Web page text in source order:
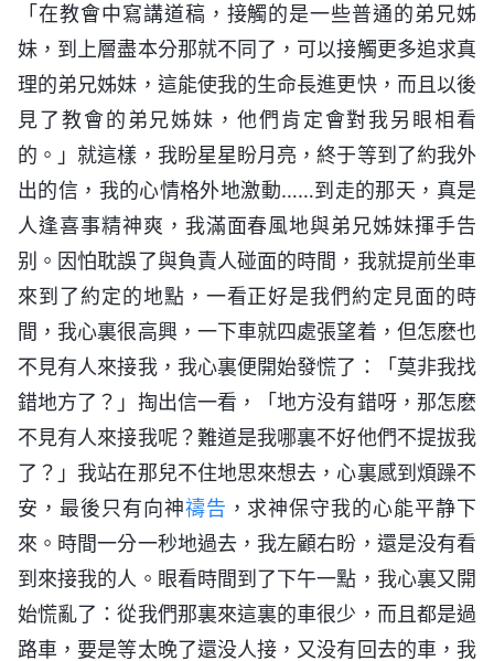
「在教會中寫講道稿，接觸的是一些普通的弟兄姊
妹，到上層盡本分那就不同了，可以接觸更多追求真
理的弟兄姊妹，這能使我的生命長進更快，而且以後
見了教會的弟兄姊妹，他們肯定會對我另眼相看
的。」就這樣，我盼星星盼月亮，終于等到了約我外
出的信，我的心情格外地激動……到走的那天，真是
人逢喜事精神爽，我滿面春風地與弟兄姊妹揮手告
别。因怕耽誤了與負責人碰面的時間，我就提前坐車
來到了約定的地點，一看正好是我們約定見面的時
間，我心裏很高興，一下車就四處張望着，但怎麽也
不見有人來接我，我心裏便開始發慌了：「莫非我找
錯地方了？」掏出信一看，「地方没有錯呀，那怎麽
不見有人來接我呢？難道是我哪裏不好他們不提拔我
了？」我站在那兒不住地思來想去，心裏感到煩躁不
安，最後只有向神禱告 ，求神保守我的心能平静下
來。時間一分一秒地過去，我左顧右盼，還是没有看
到來接我的人。眼看時間到了下午一點，我心裏又開
始慌亂了：從我們那裏來這裏的車很少，而且都是過
路車，要是等太晚了還没人接，又没有回去的車，我